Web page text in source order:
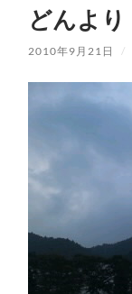
どんより
2010年9月21日 /